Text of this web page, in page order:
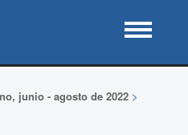
junio - agosto de 2022>